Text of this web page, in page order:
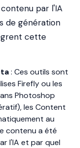
par l'IA
de génération
cette
: Ces outils sont
Firefly ou les
Photoshop
les Content
au
contenu a été
l'IA et par quel